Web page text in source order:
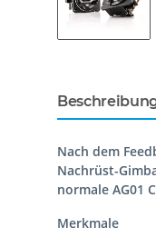
Nach dem
Nachrüst-
normale AG01
Merkmale